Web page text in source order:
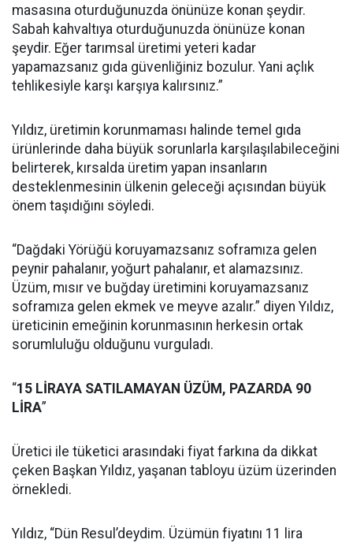
masasına oturduğunuzda önünüze konan şeydir.
Sabah kahvaltıya oturduğunuzda önünüze konan
şeydir. Eğer tarımsal üretimi yeteri kadar
yapamazsanız gıda güvenliğiniz bozulur. Yani açlık
tehlikesiyle karşı karşıya kalırsınız.”
Yıldız, üretimin korunmaması halinde temel gıda
ürünlerinde daha büyük sorunlarla karşılaşılabileceğini
belirterek, kırsalda üretim yapan insanların
desteklenmesinin ülkenin geleceği açısından büyük
önem taşıdığını söyledi.
“Dağdaki Yörüğü koruyamazsanız soframıza gelen
peynir pahalanır, yoğurt pahalanır, et alamazsınız.
Üzüm, mısır ve buğday üretimini koruyamazsanız
soframıza gelen ekmek ve meyve azalır.” diyen Yıldız,
üreticinin emeğinin korunmasının herkesin ortak
sorumluluğu olduğunu vurguladı.
“15 LİRAYA SATILAMAYAN ÜZÜM, PAZARDA 90
LİRA”
Üretici ile tüketici arasındaki fiyat farkına da dikkat
çeken Başkan Yıldız, yaşanan tabloyu üzüm üzerinden
örnekledi.
Yıldız, “Dün Resul’deydim. Üzümün fiyatını 11 lira